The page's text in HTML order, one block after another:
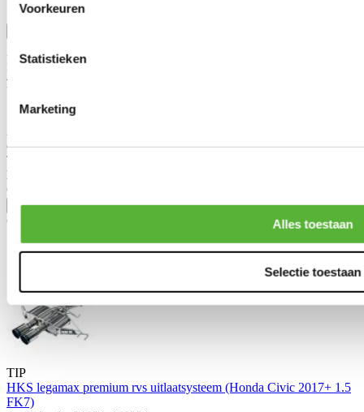
Voorkeuren
Statistieken
Marketing
Alles toestaan
Selectie toestaan
Dit formulier wordt beschermd door reCAPTCHA - het
Privacybeleid van Google
toepassing.
Schrijf je eigen review
ofmaak een account aan.
Toepasbaar op:
Honda
Civic 5 deurs/hatchback 2017-2021 1.0i-VTEC (FK6)
Toon meer
Gerelateerde producten
TIP
HKS legamax premium rvs uitlaatsysteem (Honda Civic 2017+ 1.5
FK7)